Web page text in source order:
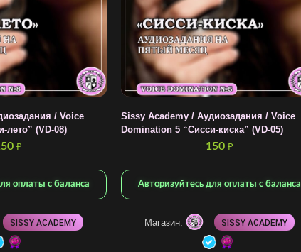
/ Voice
лето” (VD-08)
₽
оплаты с баланса
SISSY ACADEMY
Sissy Academy / Аудиозадания / Voice
Domination 5 “Сисси-киска” (VD-05)
150₽
Авторизуйтесь для оплаты с баланса
Магазин: SISSY ACADEMY